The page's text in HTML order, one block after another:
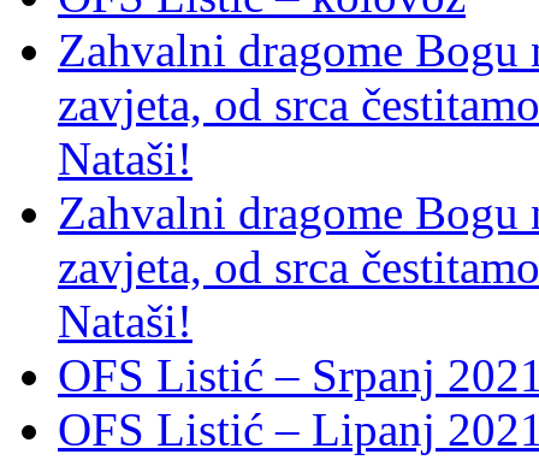
Zahvalni dragome Bogu
zavjeta, od srca
Nataši!
Zahvalni dragome Bogu
zavjeta, od srca
Nataši!
OFS Listić – Srpanj
OFS Listić – Lipanj